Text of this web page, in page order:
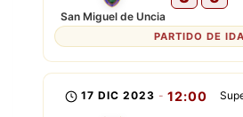
San Miguel de Uncia
PARTIDO DE IDA
17 DIC 2023 - 12:00